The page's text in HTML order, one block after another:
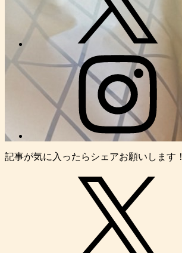
記事が気に入ったらシェアお願いします！